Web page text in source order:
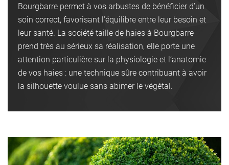
Bourgbarre permet à vos arbustes de bénéficier d’un
soin correct, favorisant l’équilibre entre leur besoin et
leur santé. La société taille de haies à Bourgbarre
prend très au sérieux sa réalisation, elle porte une
attention particulière sur la physiologie et l’anatomie
de vos haies : une technique sûre contribuant à avoir
la silhouette voulue sans abimer le végétal.